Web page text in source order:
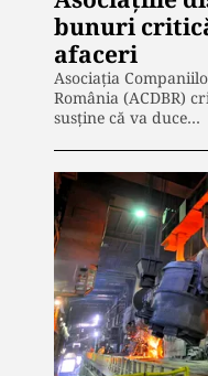
bunuri
afaceri
Asociaţia
România (ACDBR)
susține că va duce…